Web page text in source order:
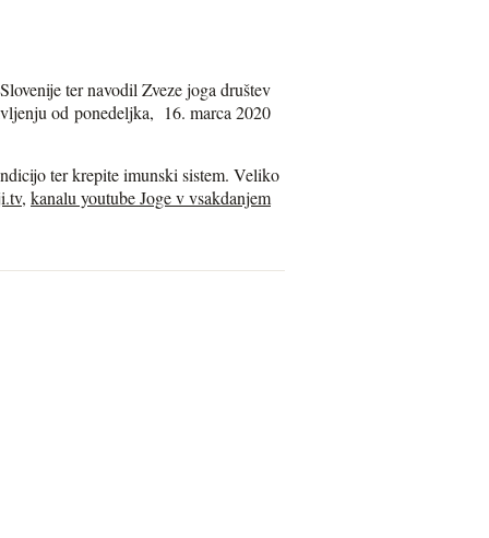
ter navodil Zveze joga društev
od ponedeljka, 16. marca 2020
ter krepite imunski sistem. Veliko
, kanalu youtube Joge v vsakdanjem